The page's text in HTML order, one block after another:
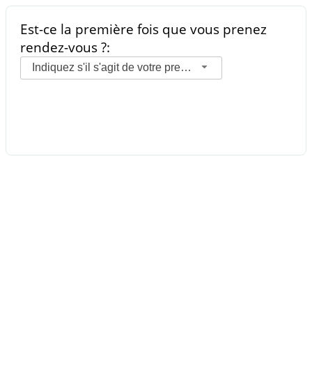
Est-ce la première fois que vous prenez
rendez-vous ?:
Indiquez s'il s'agit de votre premier rendez-vous